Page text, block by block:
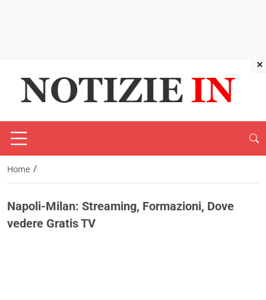
Home /
Napoli-Milan: Streaming, Formazioni, Dove
vedere Gratis TV
×